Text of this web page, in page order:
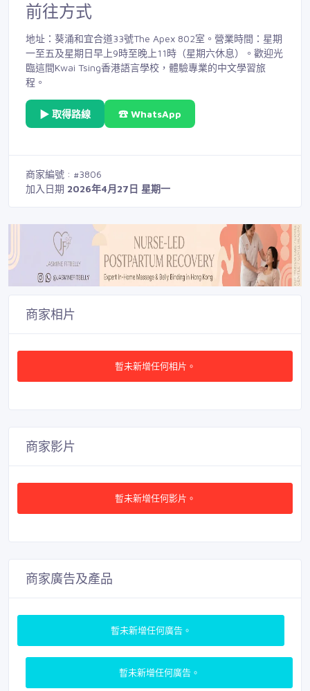
前往方式
地址：葵涌和宜合道33號The Apex 802室。營業時間：星期
一至五及星期日早上9時至晚上11時（星期六休息）。歡迎光
臨這間Kwai Tsing香港語言學校，體驗專業的中文學習旅
程。
▶ 取得路線 ☎ WhatsApp
商家編號 : #3806
加入日期 2026年4月27日 星期一
商家相片
暫未新增任何相片。
商家影片
暫未新增任何影片。
商家廣告及產品
暫未新增任何廣告。
暫未新增任何廣告。